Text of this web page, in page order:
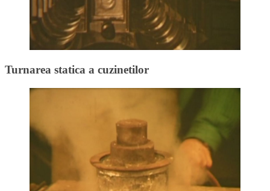
Turnarea statica a cuzinetilor